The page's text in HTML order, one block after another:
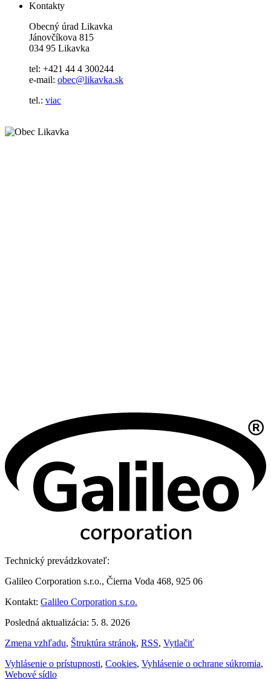
Kontakty
Obecný úrad Likavka
Jánovčíkova 815
034 95 Likavka
tel: +421 44 4 300244
e-mail: obec@likavka.sk
tel.: viac
Technický prevádzkovateľ:
Galileo Corporation s.r.o., Čierna Voda 468, 925 06
Kontakt: Galileo Corporation s.r.o.
Posledná aktualizácia: 5. 8. 2026
Zmena vzhľadu, Štruktúra stránok, RSS, Vytlačiť
Vyhlásenie o prístupnosti, Cookies, Vyhlásenie o ochrane súkromia,
Webové sídlo